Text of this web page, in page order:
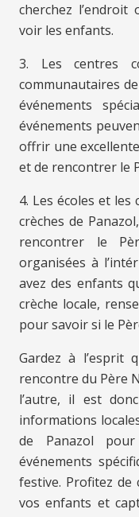
cherchez
voir les enfants.
3. Les centres
communautaires
événements
événements
offrir une
et de rencontrer le
4. Les écoles et les
crèches de
rencontrer le
organisées à
avez des enfants
crèche locale,
pour savoir si le
Gardez à l’esprit
rencontre du Père
l’autre, il est
informations
de Panazol
événements
festive. Profitez
vos enfants et